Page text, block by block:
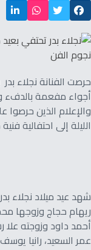
حرصت الفنانة نجلاء
أجواء مفعمة بالدفء
والإعلام الذين حرصوا
الليلة إلى احتفالية
شهد عيد ميلاد نجلاء
ريهام حجاج وزوجها
أحمد داود وزوجته
عمر السعيد، رانيا